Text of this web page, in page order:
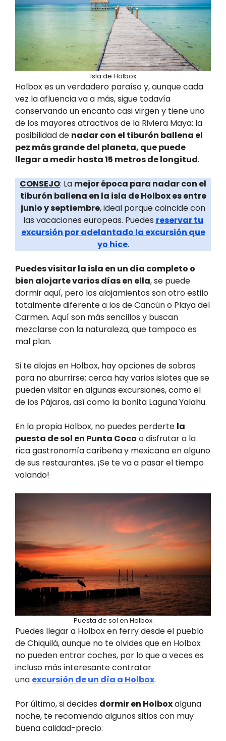
Isla de Holbox
Holbox es un verdadero paraíso y, aunque cada
vez la afluencia va a más, sigue todavía
conservando un encanto casi virgen y tiene uno
de los mayores atractivos de la Riviera Maya: la
posibilidad de nadar con el tiburón ballena el
pez más grande del planeta, que puede
llegar a medir hasta 15 metros de longitud.
CONSEJO: La mejor época para nadar con el
tiburón ballena en la isla de Holbox es entre
junio y septiembre, ideal porque coincide con
las vacaciones europeas. Puedes reservar tu
excursión por adelantado la excursión que
yo hice.
Puedes visitar la isla en un día completo o
bien alojarte varios días en ella, se puede
dormir aquí, pero los alojamientos son otro estilo
totalmente diferente a los de Cancún o Playa del
Carmen. Aquí son más sencillos y buscan
mezclarse con la naturaleza, que tampoco es
mal plan.
Si te alojas en Holbox, hay opciones de sobras
para no aburrirse; cerca hay varios islotes que se
pueden visitar en algunas excursiones, como el
de los Pájaros, así como la bonita Laguna Yalahu.
En la propia Holbox, no puedes perderte la
puesta de sol en Punta Coco o disfrutar a la
rica gastronomía caribeña y mexicana en alguno
de sus restaurantes. ¡Se te va a pasar el tiempo
volando!
Puesta de sol en Holbox
Puedes llegar a Holbox en ferry desde el pueblo
de Chiquilá, aunque no te olvides que en Holbox
no pueden entrar coches, por lo que a veces es
incluso más interesante contratar
una excursión de un día a Holbox.
Por último, si decides dormir en Holboxalguna
noche, te recomiendo algunos sitios con muy
buena calidad-precio: